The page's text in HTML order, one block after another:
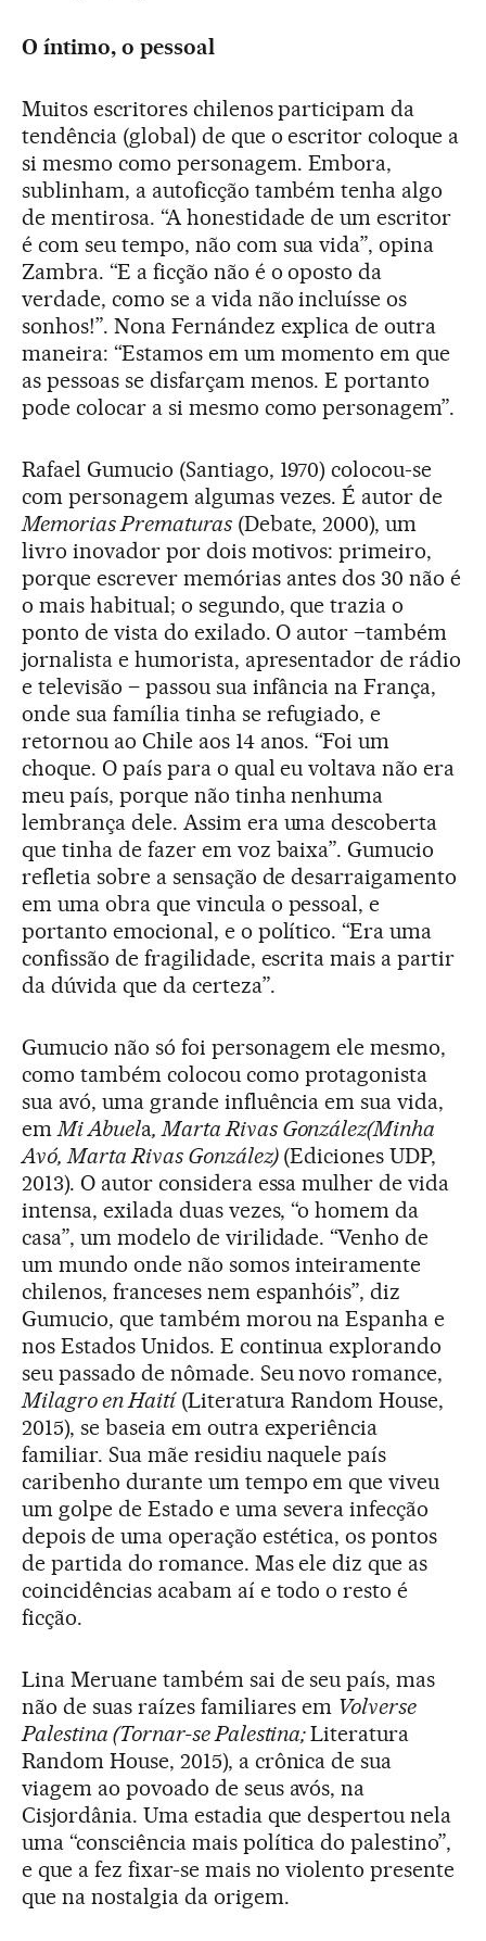
O íntimo, o pessoal
Muitos escritores chilenos participam da
tendência (global) de que o escritor coloque a
si mesmo como personagem. Embora,
sublinham, a autoficção também tenha algo
de mentirosa. “A honestidade de um escritor
é com seu tempo, não com sua vida”, opina
Zambra. “E a ficção não é o oposto da
verdade, como se a vida não incluísse os
sonhos!”. Nona Fernández explica de outra
maneira: “Estamos em um momento em que
as pessoas se disfarçam menos. E portanto
pode colocar a si mesmo como personagem”.
Rafael Gumucio (Santiago, 1970) colocou-se
com personagem algumas vezes. É autor de
Memorias Prematuras(Debate, 2000), um
livro inovador por dois motivos: primeiro,
porque escrever memórias antes dos 30 não é
o mais habitual; o segundo, que trazia o
ponto de vista do exilado. O autor –também
jornalista e humorista, apresentador de rádio
e televisão – passou sua infância na França,
onde sua família tinha se refugiado, e
retornou ao Chile aos 14 anos. “Foi um
choque. O país para o qual eu voltava não era
meu país, porque não tinha nenhuma
lembrança dele. Assim era uma descoberta
que tinha de fazer em voz baixa”. Gumucio
refletia sobre a sensação de desarraigamento
em uma obra que vincula o pessoal, e
portanto emocional, e o político. “Era uma
confissão de fragilidade, escrita mais a partir
da dúvida que da certeza”.
Gumucio não só foi personagem ele mesmo,
como também colocou como protagonista
sua avó, uma grande influência em sua vida,
emMi Abuela, Marta Rivas González(Minha
Avó, Marta Rivas González)(Ediciones UDP,
2013). O autor considera essa mulher de vida
intensa, exilada duas vezes, “o homem da
casa”, um modelo de virilidade. “Venho de
um mundo onde não somos inteiramente
chilenos, franceses nem espanhóis”, diz
Gumucio, que também morou na Espanha e
nos Estados Unidos. E continua explorando
seu passado de nômade. Seu novo romance,
Milagro en Haití(Literatura Random House,
2015), se baseia em outra experiência
familiar. Sua mãe residiu naquele país
caribenho durante um tempo em que viveu
um golpe de Estado e uma severa infecção
depois de uma operação estética, os pontos
de partida do romance. Mas ele diz que as
coincidências acabam aí e todo o resto é
ficção.
Lina Meruane também sai de seu país, mas
não de suas raízes familiares em Volverse
Palestina (Tornar-se Palestina;Literatura
Random House, 2015), a crônica de sua
viagem ao povoado de seus avós, na
Cisjordânia. Uma estadia que despertou nela
uma “consciência mais política do palestino”,
e que a fez fixar-se mais no violento presente
que na nostalgia da origem.